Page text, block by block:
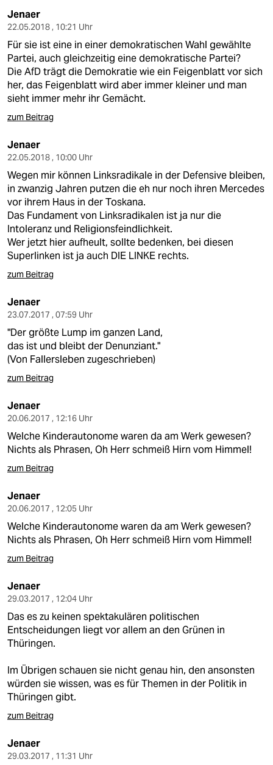
Jenaer
22.05.2018 , 10:21 Uhr
Für sie ist eine in einer demokratischen Wahl gewählte
Partei, auch gleichzeitig eine demokratische Partei?
Die AfD trägt die Demokratie wie ein Feigenblatt vor sich
her, das Feigenblatt wird aber immer kleiner und man
sieht immer mehr ihr Gemächt.
zum Beitrag
Jenaer
22.05.2018 , 10:00 Uhr
Wegen mir können Linksradikale in der Defensive bleiben,
in zwanzig Jahren putzen die eh nur noch ihren Mercedes
vor ihrem Haus in der Toskana.
Das Fundament von Linksradikalen ist ja nur die
Intoleranz und Religionsfeindlichkeit.
Wer jetzt hier aufheult, sollte bedenken, bei diesen
Superlinken ist ja auch DIE LINKE rechts.
zum Beitrag
Jenaer
23.07.2017 , 07:59 Uhr
"Der größte Lump im ganzen Land,
das ist und bleibt der Denunziant."
(Von Fallersleben zugeschrieben)
zum Beitrag
Jenaer
20.06.2017 , 12:16 Uhr
Welche Kinderautonome waren da am Werk gewesen?
Nichts als Phrasen, Oh Herr schmeiß Hirn vom Himmel!
zum Beitrag
Jenaer
20.06.2017 , 12:05 Uhr
Welche Kinderautonome waren da am Werk gewesen?
Nichts als Phrasen, Oh Herr schmeiß Hirn vom Himmel!
zum Beitrag
Jenaer
29.03.2017 , 12:04 Uhr
Das es zu keinen spektakulären politischen
Entscheidungen liegt vor allem an den Grünen in
Thüringen.
Im Übrigen schauen sie nicht genau hin, den ansonsten
würden sie wissen, was es für Themen in der Politik in
Thüringen gibt.
zum Beitrag
Jenaer
29.03.2017 , 11:31 Uhr